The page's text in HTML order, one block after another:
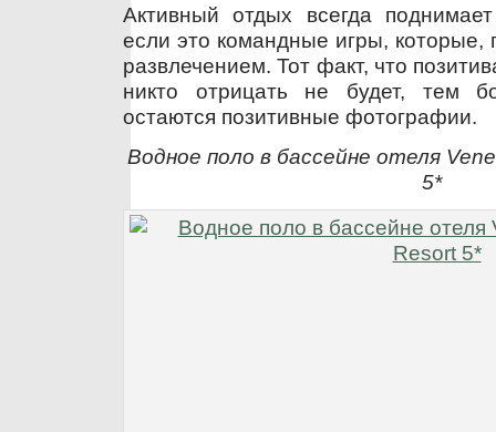
Активный отдых всегда
если это командные игры, которые,
развлечением. Тот факт, что
никто отрицать не будет, тем
остаются позитивные фотографии.
Водное поло в бассейне отеля
5*